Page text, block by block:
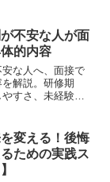
不安な人が面
的内容
な人へ、面接で
解説。研修期
すさ、未経験者
変える！後悔
ための実践ス